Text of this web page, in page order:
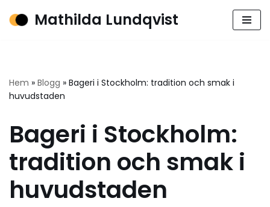
Mathilda Lundqvist
Hem » Blogg » Bageri i Stockholm: tradition och smak i
huvudstaden
Bageri i Stockholm:
tradition och smak i
huvudstaden